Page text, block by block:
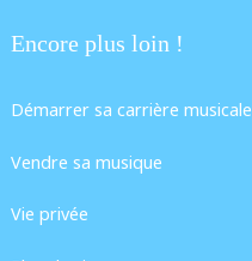
Encore plus loin !
Démarrer sa carrière musicale
Vendre sa musique
Vie privée